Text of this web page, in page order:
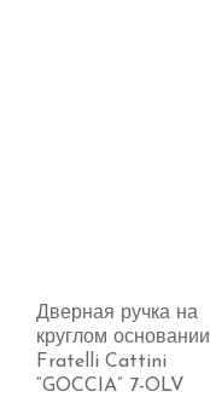
Дверная ручка на
круглом основании
Fratelli Cattini
“GOCCIA” 7-OLV